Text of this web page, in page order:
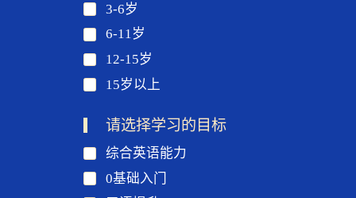
3-6岁
6-11岁
12-15岁
15岁以上
请选择学习的目标
综合英语能力
0基础入门